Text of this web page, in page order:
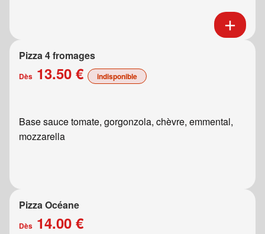
Pizza 4 fromages
Dès 13.50 € indisponible
Base sauce tomate, gorgonzola, chèvre, emmental,
mozzarella
Pizza Océane
Dès 14.00 €